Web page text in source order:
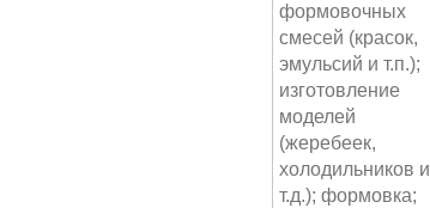
формовочных
смесей (красок,
эмульсий и т.п.);
изготовление
моделей
(жеребеек,
холодильников и
т.д.); формовка;